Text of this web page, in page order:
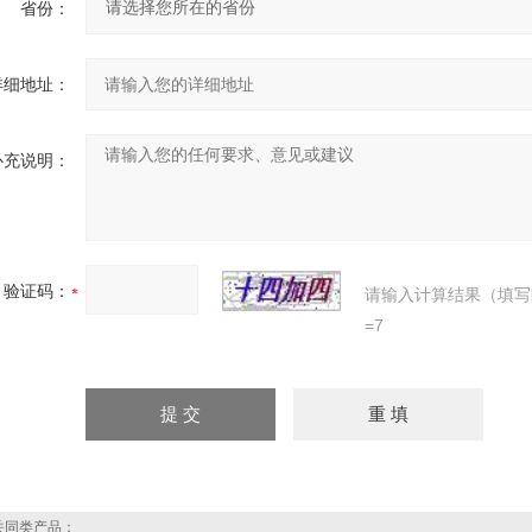
省份：
地址：
说明：
验证码：
请输入计算结果（填
=7
类产品：